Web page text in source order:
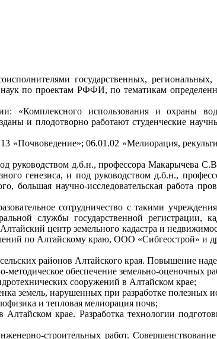
государственных,
по проектам РФФИ, по тематикам
«Комплексного использования и
и плодотворно работают студенческие
«Почвоведение»; 06.01.02 «Мелиорация,
руководством д.б.н., профессора Макарычева
генезиса, и под руководством д.б.н.,
большая научно-исследовательская работа
сотрудничество с такими
службы государственной регистрации,
центр земельного кадастра и
по Алтайскому краю, ООО «Сибгеострой» и
районов Алтайского края. Повышение
обеспечение земельно-оценочных
сооружений в Алтайском крае;
земель, нарушенных при разработке полезных
и тепловая мелиорация почв;
крае. Разработка технологии
строительных работ.